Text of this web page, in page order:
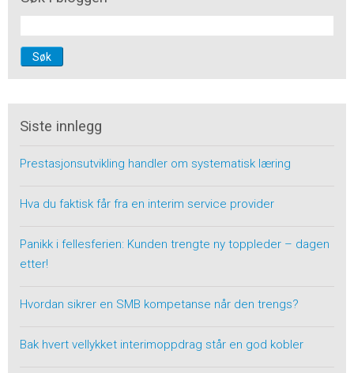
Søk
Siste innlegg
Prestasjonsutvikling handler om systematisk læring
Hva du faktisk får fra en interim service provider
Panikk i fellesferien: Kunden trengte ny toppleder – dagen
etter!
Hvordan sikrer en SMB kompetanse når den trengs?
Bak hvert vellykket interimoppdrag står en god kobler